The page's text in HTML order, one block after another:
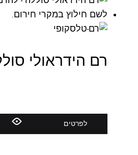
רם הידראולי
לפרטים